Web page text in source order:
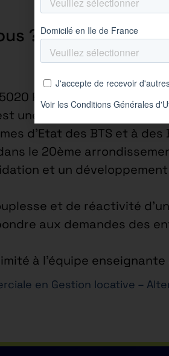
?
Paris 20e • France
est une école spécialisée
d’Etat des BTS et à des
le 20ème
et un
et de réactivité
aux demandes des
à l’équipe
en Gestion locative –